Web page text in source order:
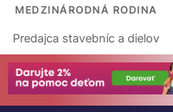
MEDZINÁRODNÁ RODINA
Predajca stavebníc a dielov